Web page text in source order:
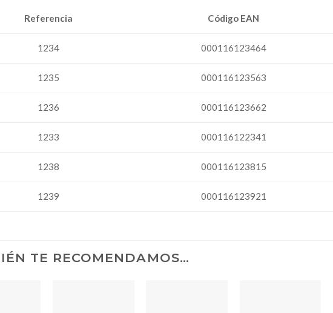
Referencia Código EAN
1234 000116123464
1235 000116123563
1236 000116123662
1233 000116122341
1238 000116123815
1239 000116123921
TE RECOMENDAMOS…